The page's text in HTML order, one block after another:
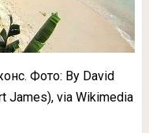
Фото: By David
James), via Wikimedia